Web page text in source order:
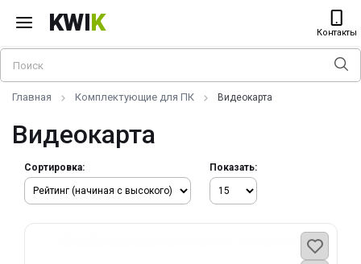
KWIK Контакты
Главная Комплектующие для ПК Видеокарта
Видеокарта
Сортировка: Показать: